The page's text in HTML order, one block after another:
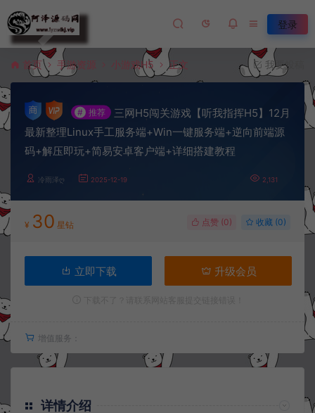
登录
首页 手游资源 小游戏H5 正文 我要投稿
# 推荐
三网H5闯关游戏【听我指挥H5】12月
最新整理Linux手工服务端+Win一键服务端+逆向前端源
码+解压即玩+简易安卓客户端+详细搭建教程
冷雨泽ღ 2025-12-19 2,131
¥ 30 星钻 点赞 (0) 收藏 (0)
立即下载 升级会员
增值服务：
详情介绍